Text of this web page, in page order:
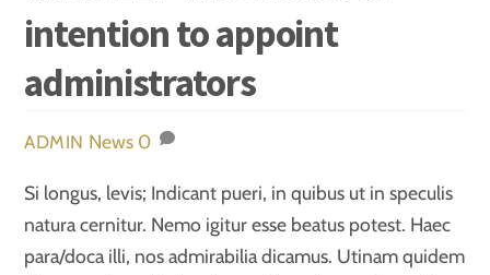
intention to appoint
administrators
ADMIN News 0
Si longus, levis; Indicant pueri, in quibus ut in speculis
natura cernitur. Nemo igitur esse beatus potest. Haec
para/doca illi, nos admirabilia dicamus. Utinam quidem